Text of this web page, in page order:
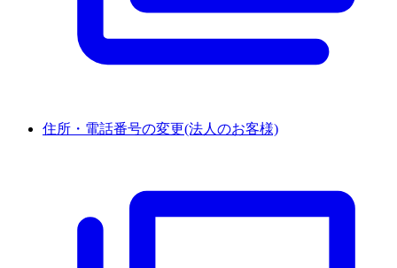
住所・電話番号の変更(法人のお客様)